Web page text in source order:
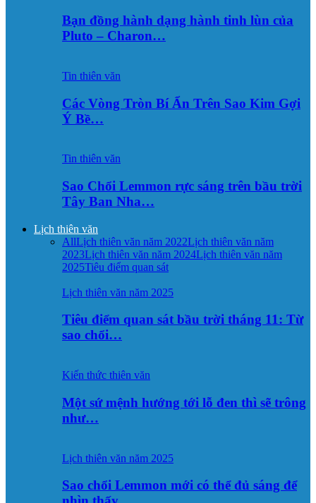
Bạn đồng hành dạng hành tinh lùn của
Pluto – Charon…
Tin thiên văn
Các Vòng Tròn Bí Ẩn Trên Sao Kim Gợi
Ý Bề…
Tin thiên văn
Sao Chổi Lemmon rực sáng trên bầu trời
Tây Ban Nha…
Lịch thiên văn
AllLịch thiên văn năm 2022Lịch thiên văn năm
2023Lịch thiên văn năm 2024Lịch thiên văn năm
2025Tiêu điểm quan sát
Lịch thiên văn năm 2025
Tiêu điểm quan sát bầu trời tháng 11: Từ
sao chổi…
Kiến thức thiên văn
Một sứ mệnh hướng tới lỗ đen thì sẽ trông
như…
Lịch thiên văn năm 2025
Sao chổi Lemmon mới có thể đủ sáng để